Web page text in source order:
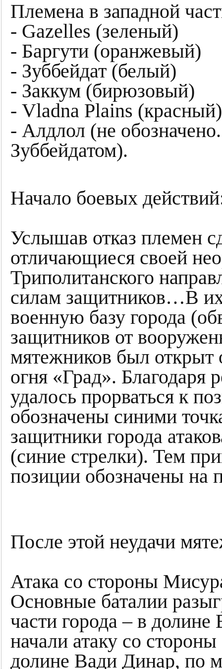
Племена в западной
- Gazelles (зеленый)
- Баргути (оранжевый)
- Зуббейдат (белый)
- Заккум (бирюзовый)
- Vladna Plains (красный)
- Алдлол (не
Зуббейдатом).
Начало боевых
Услышав отказ племен
отличающиеся своей
Триполитанского
силам защитников…В их
военную базу города
защитников от
мятежников был открыт
огня «Град». Благодаря
удалось прорваться к
обозначены синими
защитники города
(синие стрелки). Тем
позиции обозначены на
После этой неудачи
Атака со стороны
Основные баталии
части города – в
начали атаку со
долине Вади Динар, по